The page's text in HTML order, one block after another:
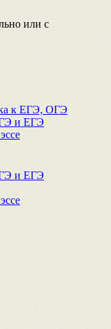
или с
к ЕГЭ, ОГЭ
и ЕГЭ
и ЕГЭ